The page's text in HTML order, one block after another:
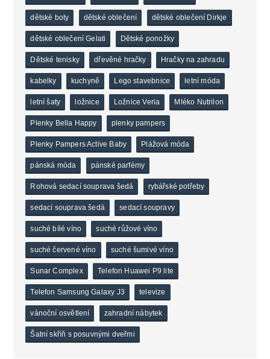
dětské boty dětské oblečení dětské oblečení Dirkje
dětské oblečení Gelati Dětské ponožky
Dětské tenisky dřevěné hračky Hračky na zahradu
kabelky kuchyně Lego stavebnice letní móda
letní šaty ložnice Ložnice Veria Mléko Nutrilon
Plenky Bella Happy plenky pampers
Plenky Pampers Active Baby Plážová móda
pánská móda pánské parfémy
Rohová sedací souprava šedá rybářské potřeby
sedací souprava šedá sedací soupravy
suché bílé víno suché růžové víno
suché červené víno suché šumivé víno
Sunar Complex Telefon Huawei P9 lite
Telefon Samsung Galaxy J3 televize
vánoční osvětlení zahradní nábytek
Šatní skříň s posuvnými dveřmi